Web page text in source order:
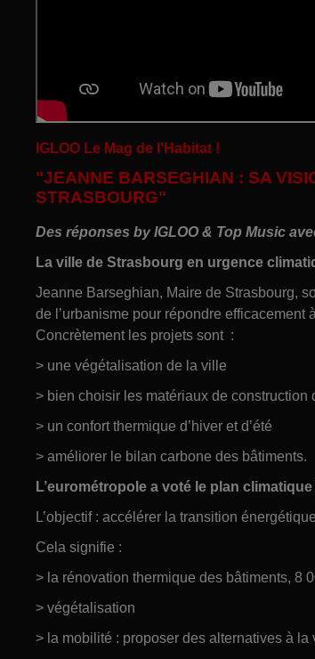
IGLOO Le Mag de l'Habitat !
"JEANNE BARSEGHIAN : SA
STRASBOURG"
Des réponses by IGLOO & Top Music
La ville de Strasbourg en urgence
Jeanne Barseghian, Maire de Strasbourg,
de l’urbanisme pour répondre efficacement
Concrètement les projets sont :
> une végétalisation de la ville
> bien choisir les matériaux de
> un confort thermique d’hiver et d’été
> améliorer le bilan carbone des bâtiments.
L’eurométropole a voté le plan climatique
L’objectif : accélérer la transition
Cela signifie :
> la rénovation thermique des bâtiments, 8
> végétalisation
> la mobilité : proposer des alternatives à